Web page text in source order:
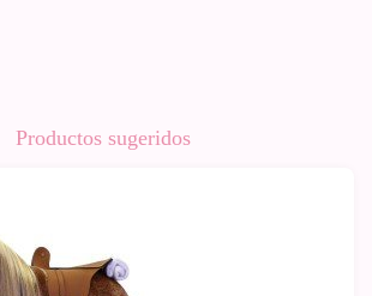
Productos sugeridos